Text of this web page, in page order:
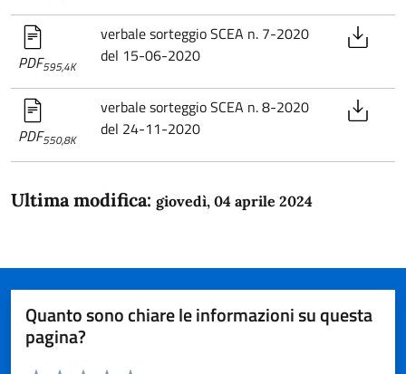
PDF595,4K
verbale sorteggio SCEA n. 7-2020
del 15-06-2020
PDF550,8K
verbale sorteggio SCEA n. 8-2020
del 24-11-2020
Ultima modifica: giovedì, 04 aprile 2024
Quanto sono chiare le informazioni su questa
pagina?